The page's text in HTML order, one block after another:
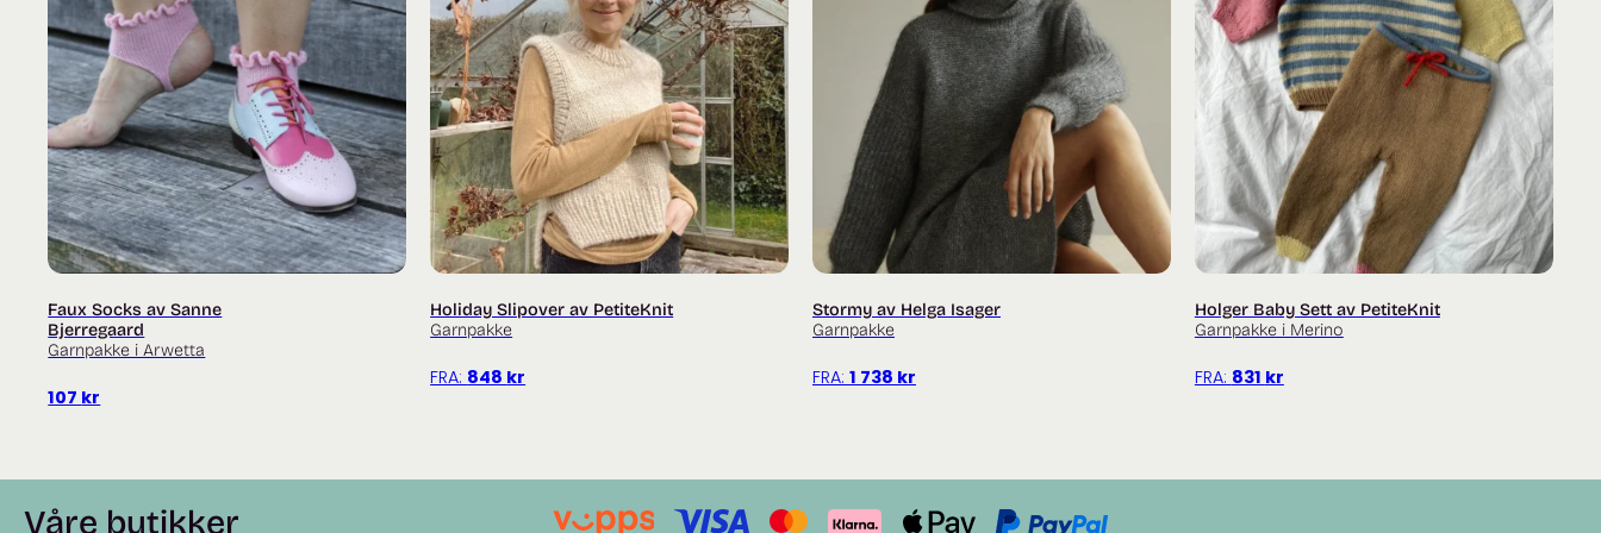
Faux Socks av Sanne
Bjerregaard
Garnpakke i Arwetta
107 kr
Holiday Slipover av PetiteKnit
Garnpakke
FRA: 848 kr
Stormy av Helga Isager
Garnpakke
FRA: 1 738 kr
Holger Baby Sett av PetiteKnit
Garnpakke i Merino
FRA: 831 kr
Våre butikker